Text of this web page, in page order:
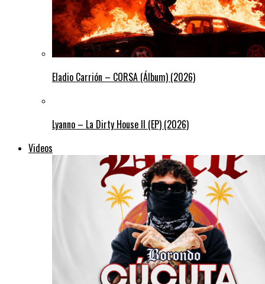
Eladio Carrión – CORSA (Álbum) (2026)
Lyanno – La Dirty House ll (EP) (2026)
Videos